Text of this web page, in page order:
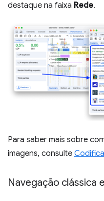
destaque na faixa Rede.
Para saber mais sobre
imagens, consulte
Navegação clássica